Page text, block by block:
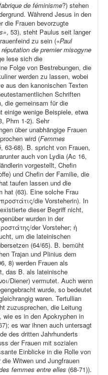
de féminisme?) stehen
Während Jesus in den
die Frauen bevorzugte
, 53), steht Paulus seit langer
zu sein («Paul
de premier misogyne
lese sich die
Folge von Bestrebungen, die
werden zu lassen, wobei
aus den kanonischen Texten
Schriften
die gemeinsam für die
einige wenige Beispiele, etwa
Phm 1-2). Sehr
über unabhängige Frauen
wird (Femmes
, 63-68). B. spricht von Frauen,
auch von Lydia (Ac 16,
vorgestellt, Chefin
und Chefin der Familie, die
taufen lassen und die
hat (63). Eine solche Frau
die Vorsteherin). In
dieser Begriff nicht,
wurden in der
der Vorsteher; ἡ
um die lateinischen
(64/65). B. bemüht
Trajan und Plinius dem
8) werden Frauen als
das B. als lateinische
Diener) vermutet. Auch wenn
wurde, so bedeutet
waren. Tertullian
zuzusprechen, die Leitung
wie es in den Apokryphen in
es war ihnen auch untersagt
des dritten Jahrhunderts
der Frauen mit sozialen
Einblicke in die Rolle von
Witwen und Jungfrauen
femmes entre elles (68-71)).